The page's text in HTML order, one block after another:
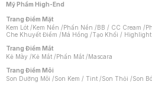
Mỹ Phẩm High-End
Trang Điểm Mặt
Kem Lót /Kem Nền /Phấn Nền /BB / CC Cream /
Che Khuyết Điểm /Má Hồng /Tạo Khối / Highlight
Trang Điểm Mắt
Kẻ Mày /Kẻ Mắt /Phấn Mắt /Mascara
Trang Điểm Môi
Son Dưỡng Môi /Son Kem / Tint /Son Thỏi /Son